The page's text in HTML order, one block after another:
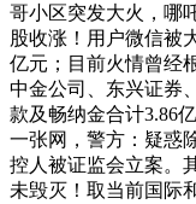
哥小区突发大火，哪
股收涨！用户微信被
亿元；目前火情曾经
中金公司、东兴证券
款及畅纳金合计3.86
一张网，警方：疑惑
控人被证监会立案。
未毁灭！取当前国际